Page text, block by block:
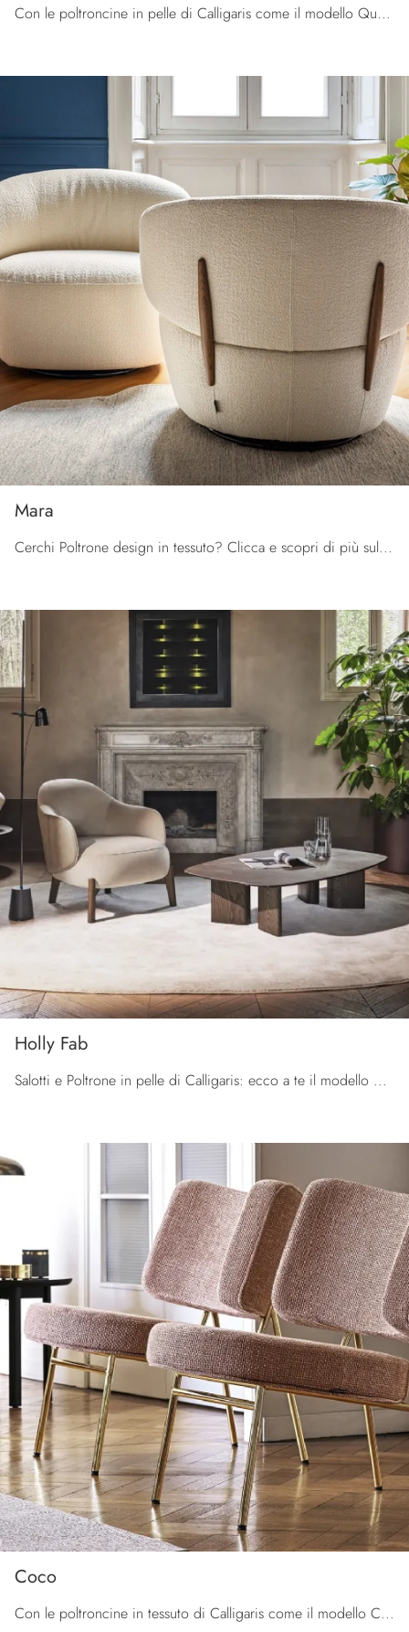
Con le poltroncine in pelle di Calligaris come il modello Quadrotta potrai completare il tuo concept d'arredo.
Mara
Cerchi Poltrone design in tessuto? Clicca e scopri di più sul modello Mara di Calligaris.
Holly Fab
Salotti e Poltrone in pelle di Calligaris: ecco a te il modello Holly Fab in pelle per valorizzare i tuoi spazi.
Coco
Con le poltroncine in tessuto di Calligaris come il modello Coco potrai ultimare il tuo progetto d'arredo.